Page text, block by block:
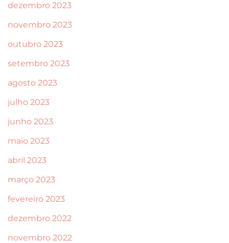
dezembro 2023
novembro 2023
outubro 2023
setembro 2023
agosto 2023
julho 2023
junho 2023
maio 2023
abril 2023
março 2023
fevereiro 2023
dezembro 2022
novembro 2022